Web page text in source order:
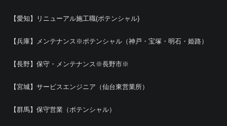
【愛知】リニューアル施工職(ポテンシャル)
【兵庫】メンテナンス※ポテンシャル（神戸・宝塚・明石・姫路）
【長野】保守・メンテナンス※長野市※
【宮城】サービスエンジニア（仙台東営業所）
【群馬】保守営業（ポテンシャル）